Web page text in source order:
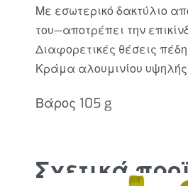
Με εσωτερικό δακτύλιο
του—αποτρέπει την
Διαφορετικές θέσεις
Κράμα αλουμινίου
Βάρος 105 g
Σχετικά